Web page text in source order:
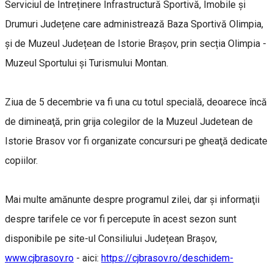
Serviciul de Întreținere Infrastructură Sportivă, Imobile și
Drumuri Județene care administrează Baza Sportivă Olimpia,
şi de Muzeul Județean de Istorie Brașov, prin secția Olimpia -
Muzeul Sportului și Turismului Montan.
Ziua de 5 decembrie va fi una cu totul specială, deoarece încă
de dimineaţă, prin grija colegilor de la Muzeul Judetean de
Istorie Brasov vor fi organizate concursuri pe gheaţă dedicate
copiilor.
Mai multe amănunte despre programul zilei, dar şi informaţii
despre tarifele ce vor fi percepute în acest sezon sunt
disponibile pe site-ul Consiliului Județean Brașov,
www.cjbrasov.ro - aici: https://cjbrasov.ro/deschidem-